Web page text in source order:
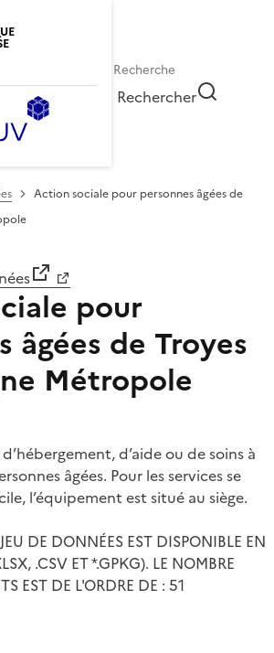
Rechercher
Action sociale pour personnes âgées de
pour
âgées de Troyes
Métropole
d’aide ou de soins à
âgées. Pour les services se
l’équipement est situé au siège.
DE DONNÉES EST DISPONIBLE EN
.CSV ET *.GPKG). LE NOMBRE
EST DE L'ORDRE DE : 51